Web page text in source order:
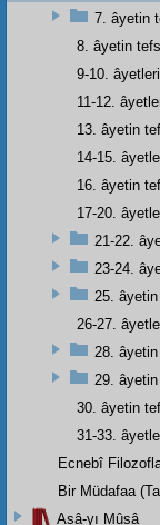
7. âyetin
8. âyetin
9-10.
11-12.
13. âyetin
14-15.
16. âyetin
17-20.
21-22.
23-24.
25.
26-27.
28.
29.
30. âyetin
31-33.
Ecnebî
Bir Müdafaa
Asâ-yı Mûsâ